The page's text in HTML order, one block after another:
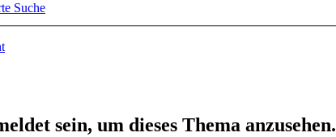
Suche
sein, um dieses Thema anzusehen.